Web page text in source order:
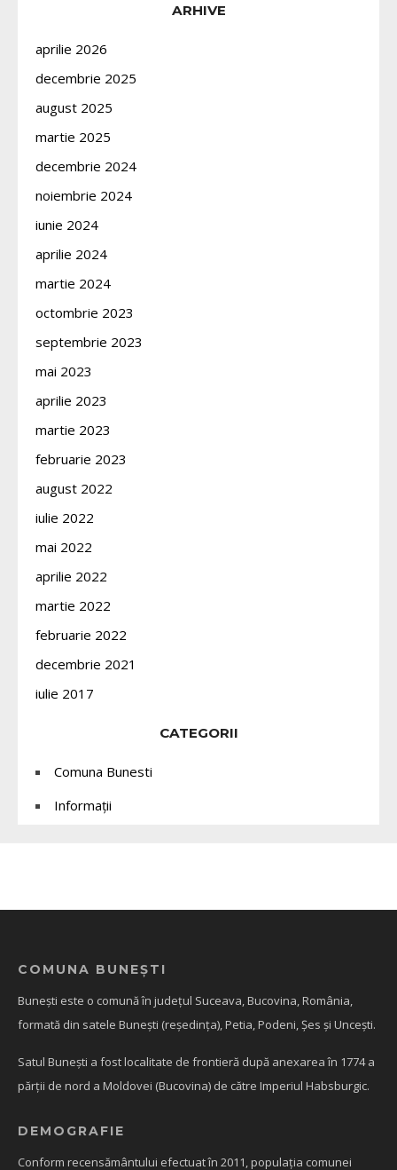
ARHIVE
aprilie 2026
decembrie 2025
august 2025
martie 2025
decembrie 2024
noiembrie 2024
iunie 2024
aprilie 2024
martie 2024
octombrie 2023
septembrie 2023
mai 2023
aprilie 2023
martie 2023
februarie 2023
august 2022
iulie 2022
mai 2022
aprilie 2022
martie 2022
februarie 2022
decembrie 2021
iulie 2017
CATEGORII
Comuna Bunesti
Informații
COMUNA BUNEȘTI
Bunești este o comună în județul Suceava, Bucovina, România,
formată din satele Bunești (reședința), Petia, Podeni, Șes și Uncești.
Satul Bunești a fost localitate de frontieră după anexarea în 1774 a
părții de nord a Moldovei (Bucovina) de către Imperiul Habsburgic.
DEMOGRAFIE
Conform recensământului efectuat în 2011, populația comunei